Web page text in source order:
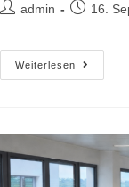
admin 16.
Weiterlesen